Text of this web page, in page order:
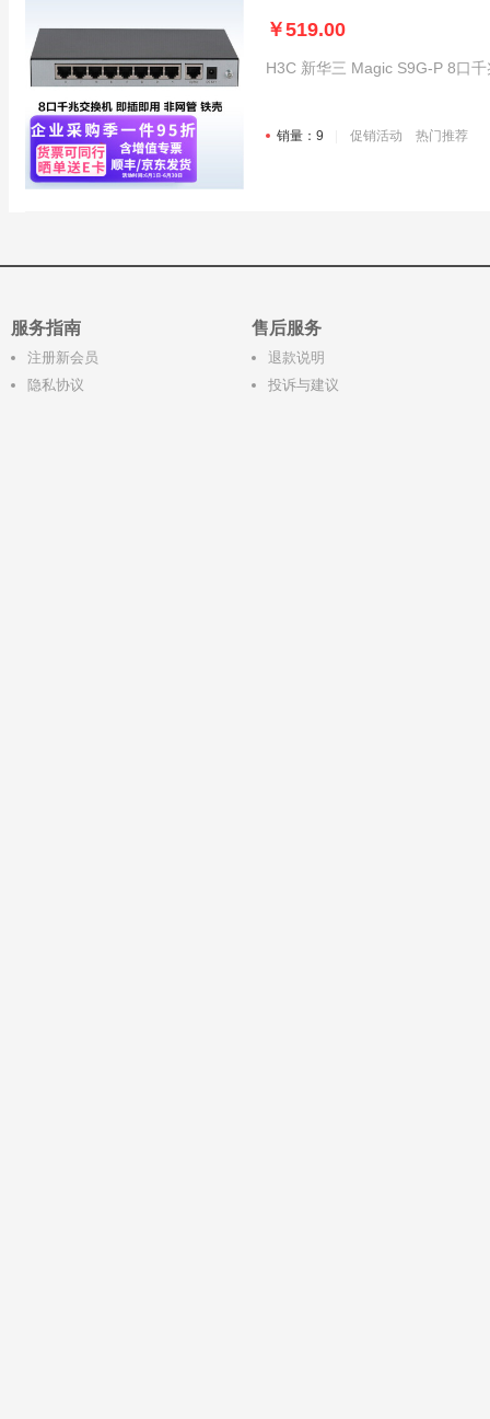
￥519.00
H3C 新华三 Magic S9G-P 8口
销量：9 促销活动 热门推荐
服务指南
注册新会员
隐私协议
售后服务
退款说明
投诉与建议